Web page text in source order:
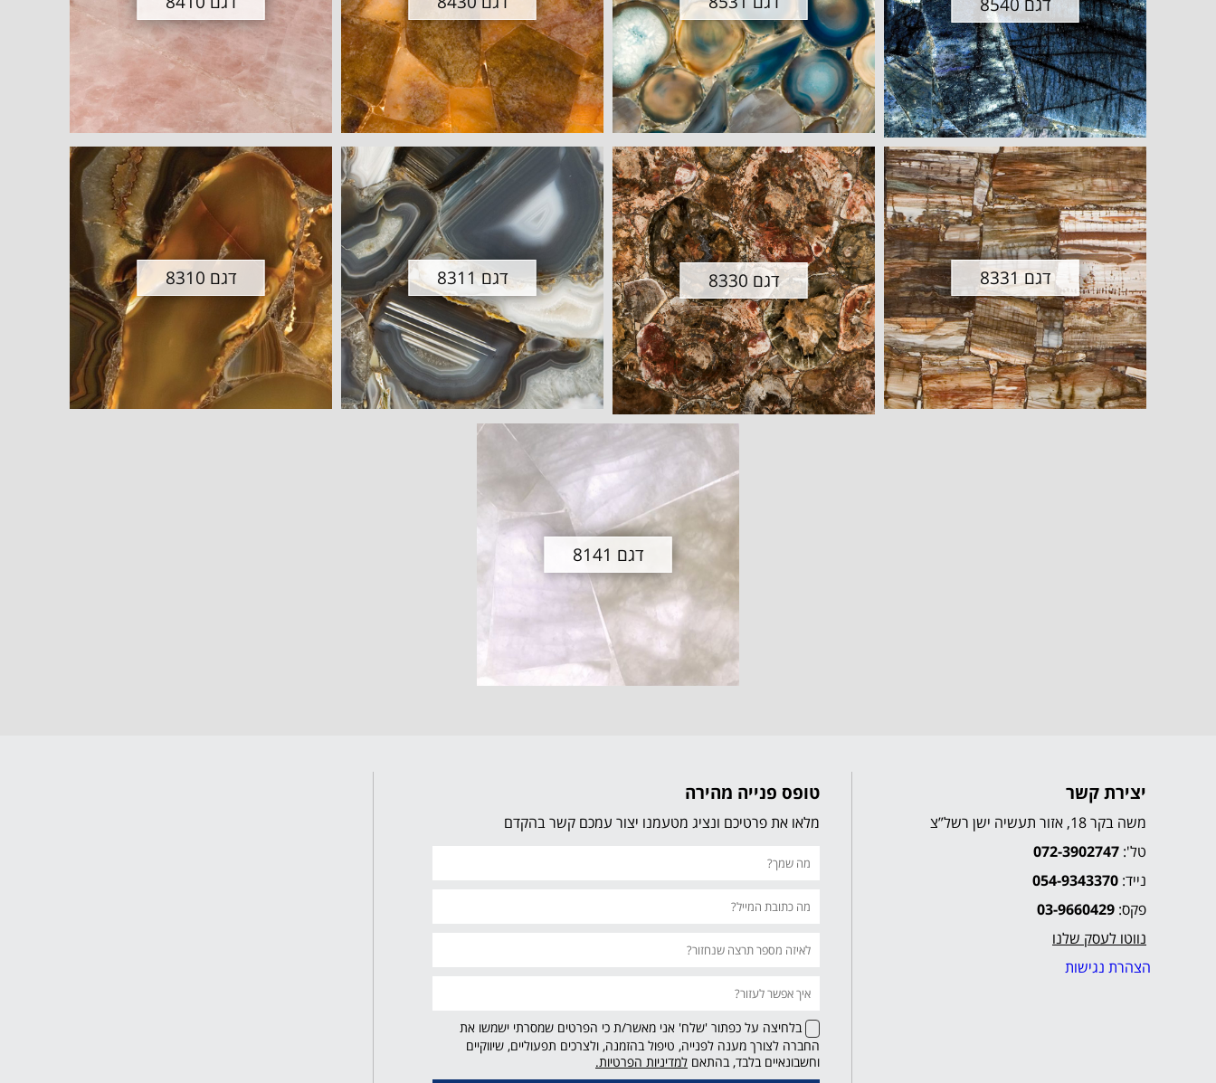
דגם 8331 דגם 8330 דגם 8311 דגם 8310
דגם 8141
יצירת קשר
משה בקר 18, אזור תעשיה ישן רשל”צ
טל': 072-3902747
נייד: 054-9343370
פקס: 03-9660429
נווטו לעסק שלנו
הצהרת נגישות
טופס פנייה מהירה
מלאו את פרטיכם ונציג מטעמנו יצור עמכם קשר בהקדם
בלחיצה על כפתור 'שלח' אני מאשר/ת כי הפרטים שמסרתי ישמשו את
החברה לצורך מענה לפנייה, טיפול בהזמנה, ולצרכים תפעוליים, שיווקיים
וחשבונאיים בלבד, בהתאם קישור
נפתח
למדיניות הפרטיות.